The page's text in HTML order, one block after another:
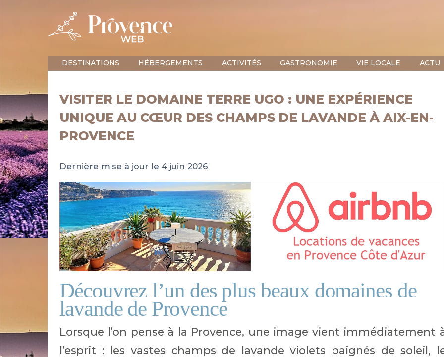
DESTINATIONS HÉBERGEMENTS ACTIVITÉS GASTRONOMIE VIE LOCALE ACTU
VISITER LE DOMAINE TERRE UGO : UNE EXPÉRIENCE
UNIQUE AU CŒUR DES CHAMPS DE LAVANDE À AIX-EN-
PROVENCE
Dernière mise à jour le 4 juin 2026
Découvrez l’un des plus beaux domaines de
lavande de Provence
Lorsque l’on pense à la Provence, une image vient immédiatement
l’esprit : les vastes champs de lavande violets baignés de soleil,